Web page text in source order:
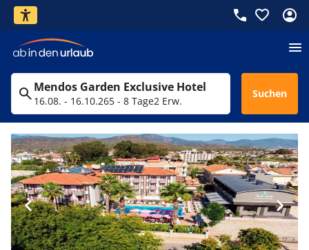
Mendos Garden Exclusive Hotel
16.08. - 16.10.265 - 8 Tage2 Erw.
Suchen